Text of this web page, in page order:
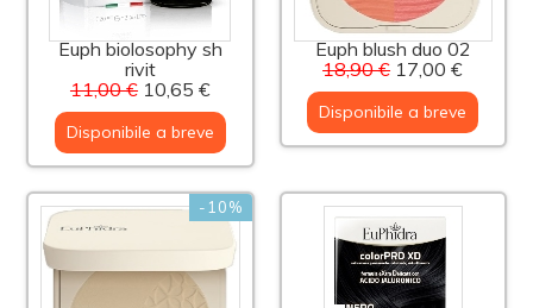
Euph biolosophy sh
rivit
11,00 €10,65 €
Disponibile a breve
Euph blush duo 02
18,90 € 17,00 €
Disponibile a breve
-10%